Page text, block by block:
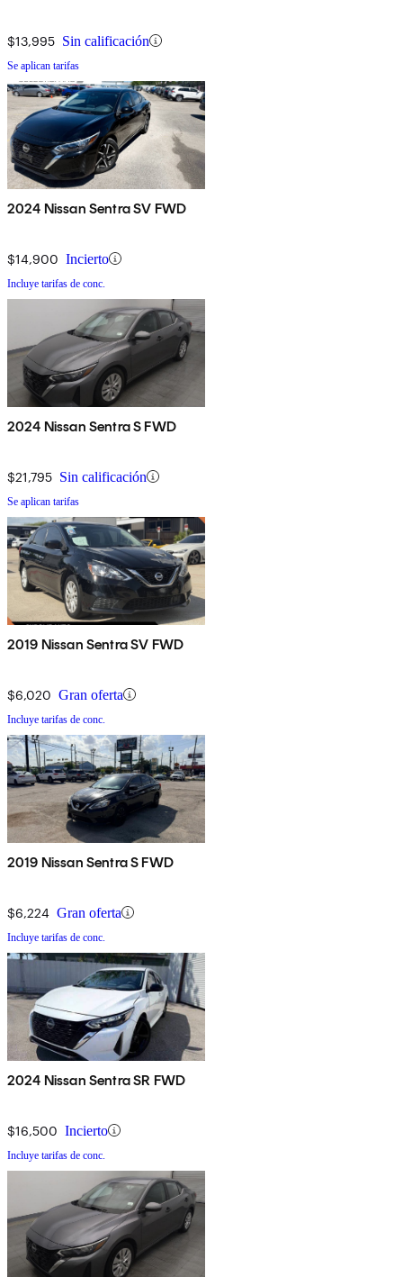
$13,995 Sin calificación
Se aplican tarifas
2024 Nissan Sentra SV FWD
$14,900 Incierto
Incluye tarifas de conc.
2024 Nissan Sentra S FWD
$21,795 Sin calificación
Se aplican tarifas
2019 Nissan Sentra SV FWD
$6,020 Gran oferta
Incluye tarifas de conc.
2019 Nissan Sentra S FWD
$6,224 Gran oferta
Incluye tarifas de conc.
2024 Nissan Sentra SR FWD
$16,500 Incierto
Incluye tarifas de conc.